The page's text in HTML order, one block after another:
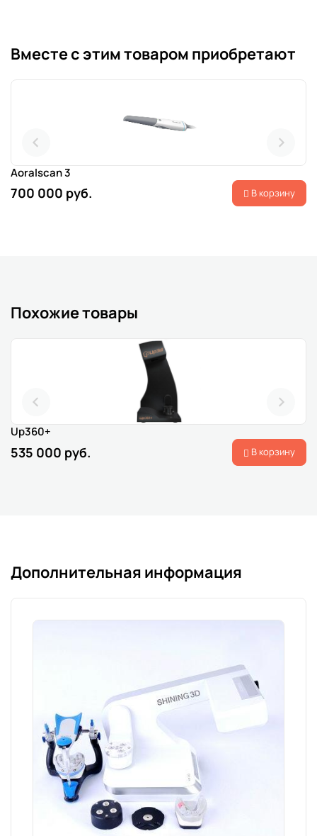
Вместе с этим товаром приобретают
Aoralscan 3
700 000 руб. В корзину
Похожие товары
Up360+
535 000 руб. В корзину
Дополнительная информация